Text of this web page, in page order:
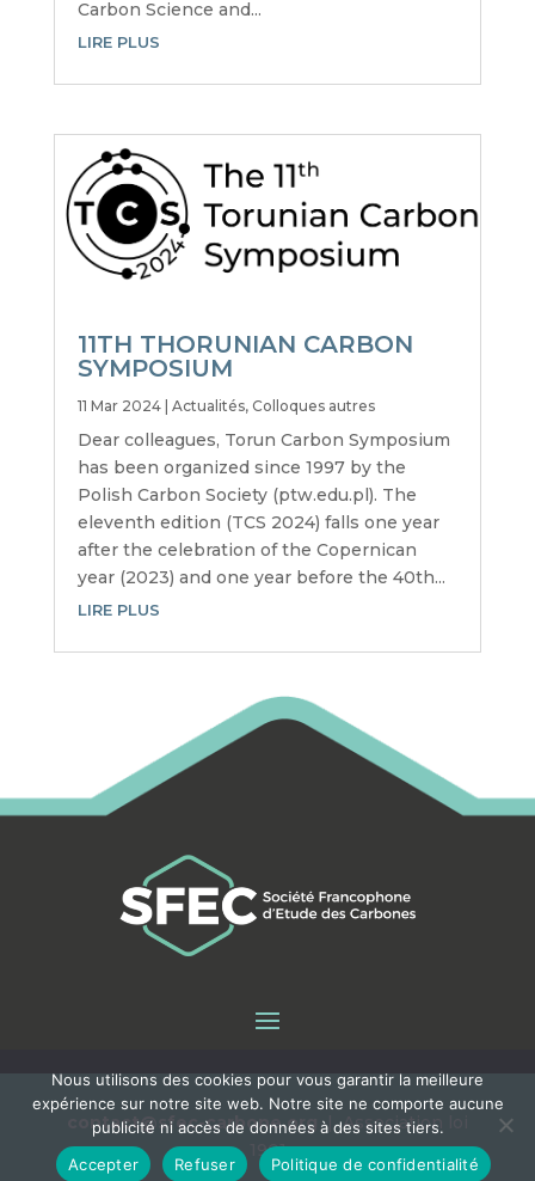
Carbon Science and...
LIRE PLUS
11TH THORUNIAN CARBON
SYMPOSIUM
11 Mar 2024| Actualités, Colloques autres
Dear colleagues, Torun Carbon Symposium
has been organized since 1997 by the
Polish Carbon Society (ptw.edu.pl). The
eleventh edition (TCS 2024) falls one year
after the celebration of the Copernican
year (2023) and one year before the 40th...
LIRE PLUS
contact@sfec-carbone.org |
Association loi
1901
Nous utilisons des cookies pour vous garantir la meilleure
expérience sur notre site web. Notre site ne comporte aucune
publicité ni accès de données à des sites tiers.
Accepter
Refuser Politique de confidentialité